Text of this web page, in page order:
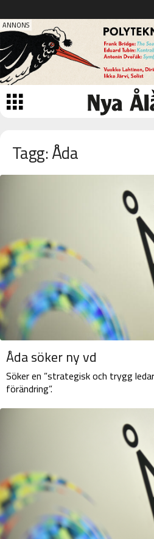
Tagg: Åda
Åda söker ny vd
Söker en ”strategisk och trygg
förändring”.